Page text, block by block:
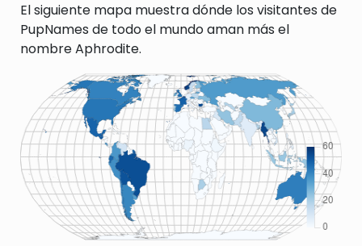
El siguiente mapa muestra dónde los visitantes de
PupNames de todo el mundo aman más el
nombre Aphrodite.